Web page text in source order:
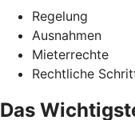
Regelung
Ausnahmen
Mieterrechte
Rechtliche
Das